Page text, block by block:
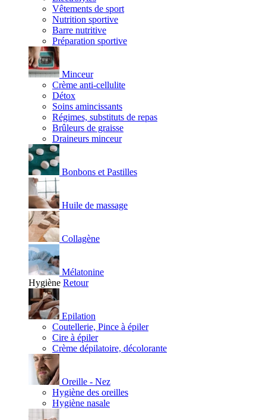
Vêtements de sport
Nutrition sportive
Barre nutritive
Préparation sportive
Minceur
Crème anti-cellulite
Détox
Soins amincissants
Régimes, substituts de repas
Brûleurs de graisse
Draineurs minceur
Bonbons et Pastilles
Huile de massage
Collagène
Mélatonine
Hygiène Retour
Epilation
Coutellerie, Pince à épiler
Cire à épiler
Crème dépilatoire, décolorante
Oreille - Nez
Hygiène des oreilles
Hygiène nasale